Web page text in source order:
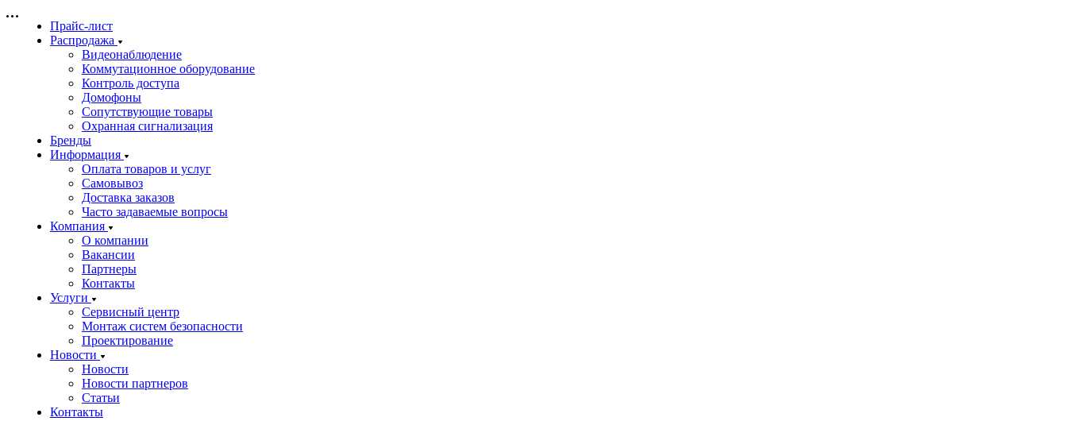
Прайс-лист
Распродажа
Видеонаблюдение
Коммутационное оборудование
Контроль доступа
Домофоны
Сопутствующие товары
Охранная сигнализация
Бренды
Информация
Оплата товаров и услуг
Самовывоз
Доставка заказов
Часто задаваемые вопросы
Компания
О компании
Вакансии
Партнеры
Контакты
Услуги
Сервисный центр
Монтаж систем безопасности
Проектирование
Новости
Новости
Новости партнеров
Статьи
Контакты